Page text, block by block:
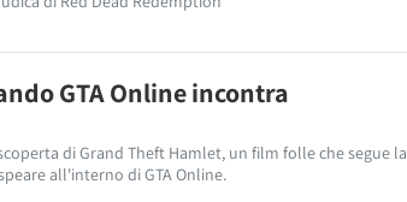
GTA Online incontra
di Grand Theft Hamlet, un film folle che segue la
all'interno di GTA Online.